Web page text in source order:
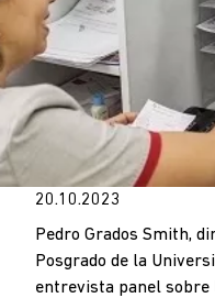
20.10.2023
Pedro Grados Smith,
Posgrado de la
entrevista panel